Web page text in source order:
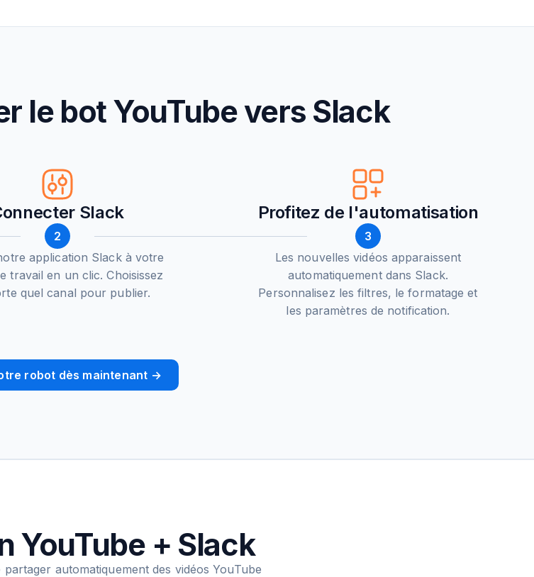
le bot YouTube vers Slack
Slack
2
application Slack à votre
travail en un clic. Choisissez
quel canal pour publier.
Profitez de l'automatisation
3
Les nouvelles vidéos apparaissent
automatiquement dans Slack.
Personnalisez les filtres, le formatage et
les paramètres de notification.
robot dès maintenant →
YouTube + Slack
automatiquement des vidéos YouTube